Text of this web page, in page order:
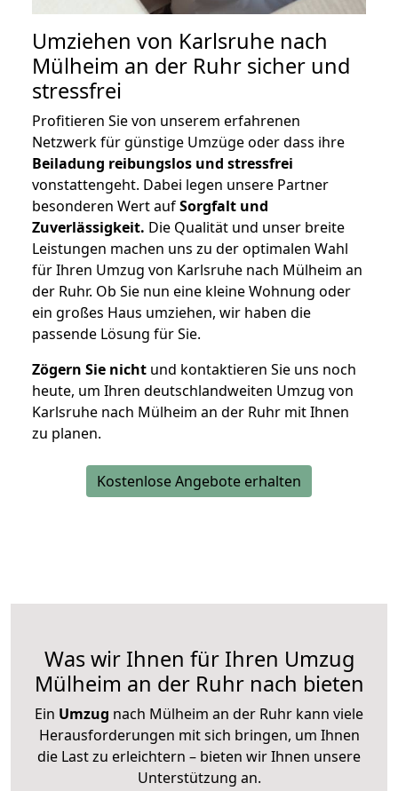
Umziehen von Karlsruhe nach
Mülheim an der Ruhr sicher und
stressfrei
Profitieren Sie von unserem erfahrenen
Netzwerk für günstige Umzüge oder dass ihre
Beiladung reibungslos und stressfrei
vonstattengeht. Dabei legen unsere Partner
besonderen Wert aufSorgfalt und
Zuverlässigkeit. Die Qualität und unser breite
Leistungen machen uns zu der optimalen Wahl
für Ihren Umzug von Karlsruhe nach Mülheim an
der Ruhr. Ob Sie nun eine kleine Wohnung oder
ein großes Haus umziehen, wir haben die
passende Lösung für Sie.
Zögern Sie nicht und kontaktieren Sie uns noch
heute, um Ihren deutschlandweiten Umzug von
Karlsruhe nach Mülheim an der Ruhr mit Ihnen
zu planen.
Kostenlose Angebote erhalten
Was wir Ihnen für Ihren Umzug
Mülheim an der Ruhr nach bieten
Ein Umzug nach Mülheim an der Ruhr kann viele
Herausforderungen mit sich bringen, um Ihnen
die Last zu erleichtern – bieten wir Ihnen unsere
Unterstützung an.